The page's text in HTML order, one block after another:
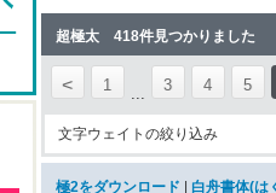
超極太 418件見つかりました
< 1 ... 3 4 5
文字ウェイトの絞り込み
極2をダウンロード 白舟書体(は